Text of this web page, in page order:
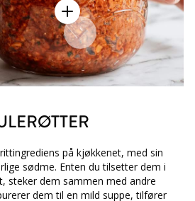
på kjøkkenet, med sin
sødme. Enten du tilsetter dem i
steker dem sammen med andre
dem til en mild suppe, tilfører